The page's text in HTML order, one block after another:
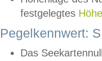
festgelegtes
Pegelkennwert:
Das